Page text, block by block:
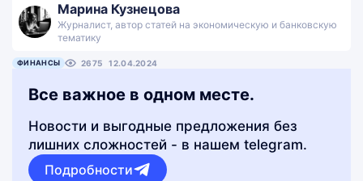
Марина Кузнецова
Журналист, автор статей на экономическую и банковскую
тематику
ФИНАНСЫ 2675 12.04.2024
Все важное в одном месте.
Новости и выгодные предложения без
лишних сложностей - в нашем telegram.
Подробности